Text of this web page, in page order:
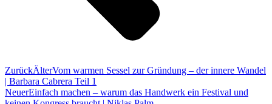
ZurückÄlterVom warmen Sessel zur Gründung – der innere Wandel
| Barbara Cabrera Teil 1
NeuerEinfach machen – warum das Handwerk ein Festival und